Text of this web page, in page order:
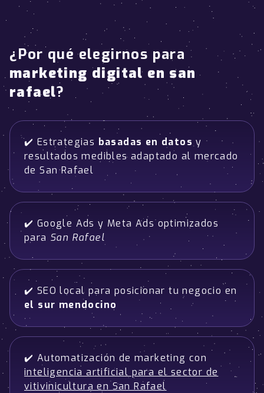
¿Por qué elegirnos para
marketing digital en san
rafael?
✔️ Estrategias basadas en datos y
resultados medibles adaptado al mercado
de San Rafael
✔️ Google Ads y Meta Ads optimizados
para San Rafael
✔️ SEO local para posicionar tu negocio en
el sur mendocino
✔️ Automatización de marketing con
inteligencia artificial para el sector de
vitivinicultura en San Rafael